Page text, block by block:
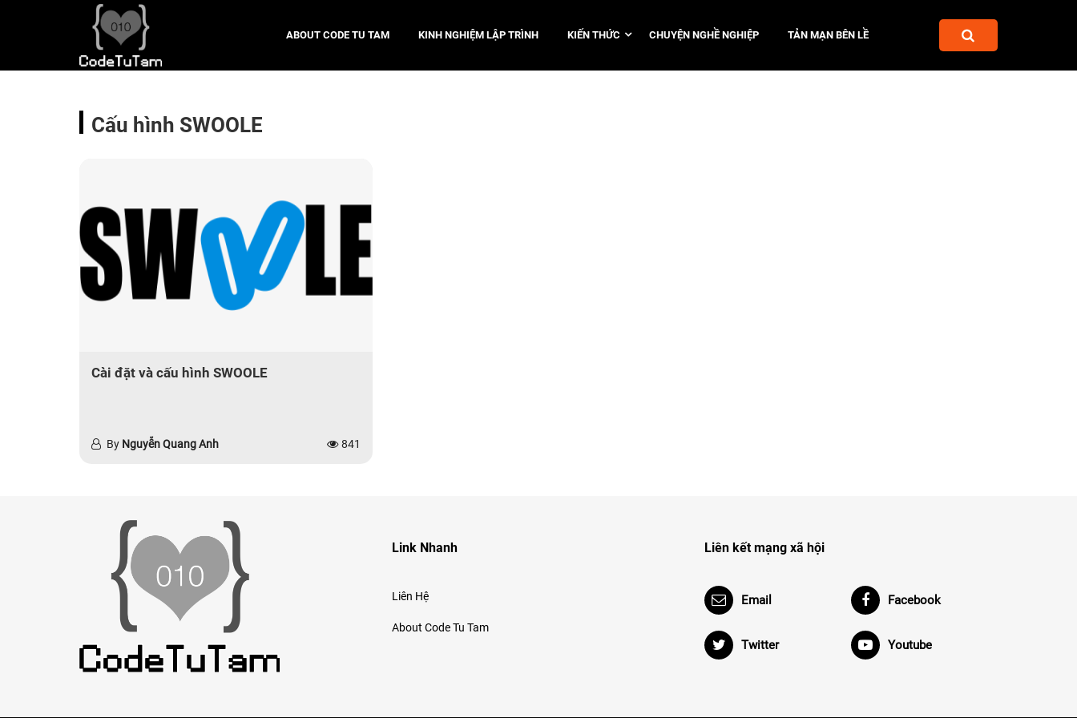
ABOUT CODE TU TAM KINH NGHIỆM LẬP TRÌNH KIẾN THỨC CHUYỆN NGHỀ NGHIỆP TẢN MẠN BÊN LỀ
Cấu hình SWOOLE
Cài đặt và cấu hình SWOOLE
By Nguyễn Quang Anh 841
Link Nhanh
Liên Hệ
About Code Tu Tam
Liên kết mạng xã hội
Email Facebook
Twitter Youtube